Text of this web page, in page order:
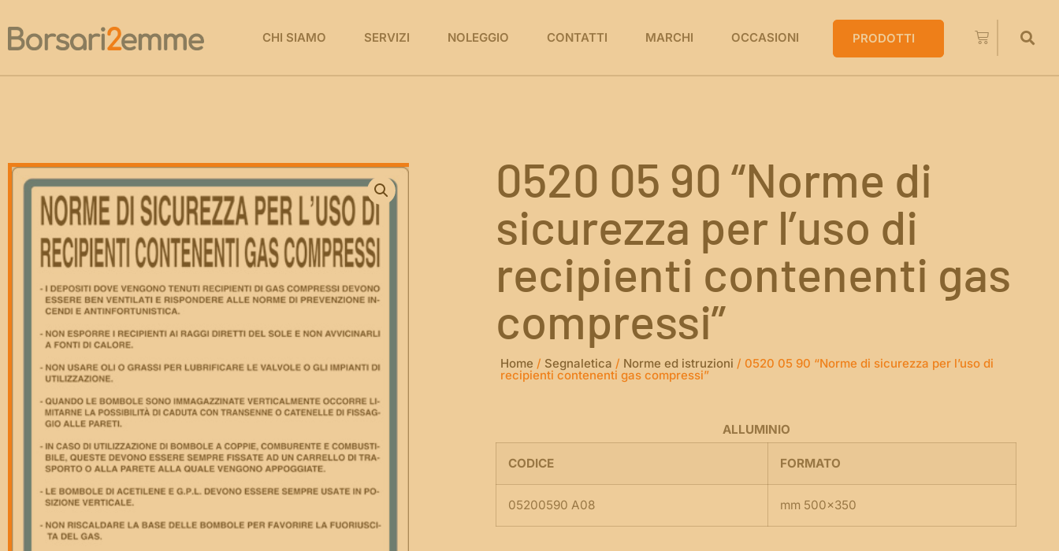
CHI SIAMO SERVIZI NOLEGGIO CONTATTI MARCHI OCCASIONI PRODOTTI
0520 05 90 “Norme di
sicurezza per l’uso di
recipienti contenenti gas
compressi”
Home / Segnaletica / Norme ed istruzioni / 0520 05 90 “Norme di sicurezza per l’uso di
recipienti contenenti gas compressi”
ALLUMINIO
CODICE FORMATO
05200590 A08 mm 500×350